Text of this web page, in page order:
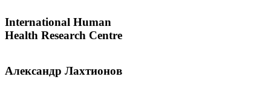
International Human
Health Research Centre
Александр Лахтионов